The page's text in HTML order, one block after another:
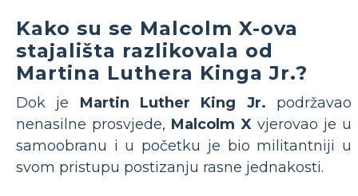
Kako su se Malcolm X-ova
stajališta razlikovala od
Martina Luthera Kinga Jr.?
Dok je Martin Luther King Jr. podržavao
nenasilne prosvjede, Malcolm Xvjerovao je u
samoobranu i u početku je bio militantniji u
svom pristupu postizanju rasne jednakosti.